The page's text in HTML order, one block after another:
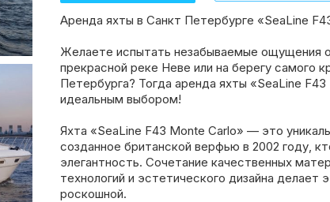
Аренда яхты в Санкт Петербурге «SeaLine
Желаете испытать незабываемые ощущения
прекрасной реке Неве или на берегу самого
Петербурга? Тогда аренда яхты «SeaLine
идеальным выбором!
Яхта «SeaLine F43 Monte Carlo» — это
созданное британской верфью в 2002 году,
элегантность. Сочетание качественных
технологий и эстетического дизайна
роскошной.